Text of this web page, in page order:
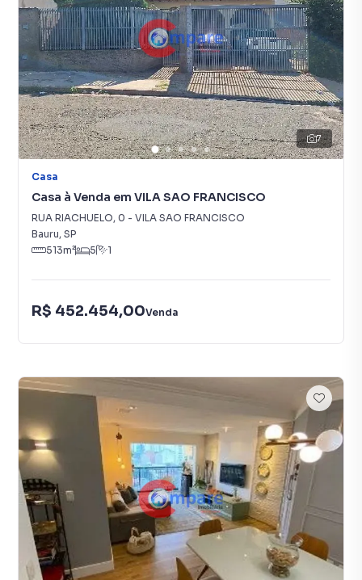
7
Casa
Casa à Venda em VILA SAO FRANCISCO
RUA RIACHUELO, 0 - VILA SAO FRANCISCO
Bauru, SP
513m² 5 1
R$ 452.454,00Venda